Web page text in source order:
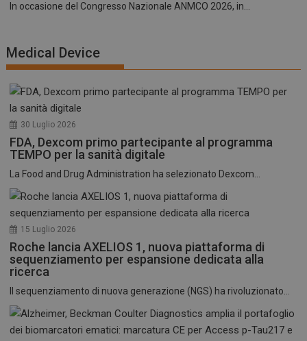
In occasione del Congresso Nazionale ANMCO 2026, in...
Medical Device
30 Luglio 2026
FDA, Dexcom primo partecipante al programma
TEMPO per la sanità digitale
La Food and Drug Administration ha selezionato Dexcom...
15 Luglio 2026
Roche lancia AXELIOS 1, nuova piattaforma di
sequenziamento per espansione dedicata alla
ricerca
Il sequenziamento di nuova generazione (NGS) ha rivoluzionato...